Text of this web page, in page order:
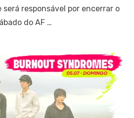
será responsável por encerrar o
do AF …